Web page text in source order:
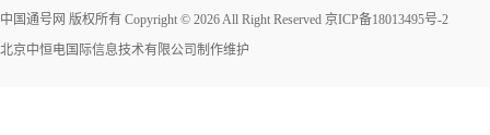
中国通号网 版权所有 Copyright © 2026 All Right Reserved 京ICP备18013495号-2
北京中恒电国际信息技术有限公司 制作维护